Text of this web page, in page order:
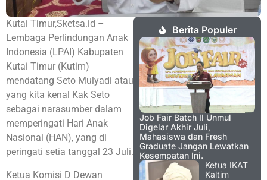
Kutai Timur,Sketsa.id –
Lembaga Perlindungan Anak
Indonesia (LPAI) Kabupaten
Kutai Timur (Kutim)
mendatang Seto Mulyadi atau
yang kita kenal Kak Seto
sebagai narasumber dalam
memperingati Hari Anak
Nasional (HAN), yang di
peringati setia tanggal 23 Juli.
Ketua Komisi D Dewan
Berita Populer
Job Fair Batch II Unmul
Digelar Akhir Juli,
Mahasiswa dan Fresh
Graduate Jangan Lewatkan
Kesempatan Ini.
Ketua IKAT
Kaltim